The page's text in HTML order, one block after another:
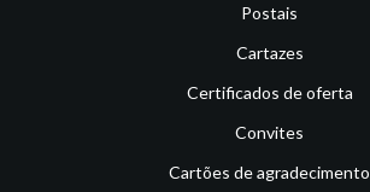
Postais
Cartazes
Certificados de oferta
Convites
Cartões de agradecimento